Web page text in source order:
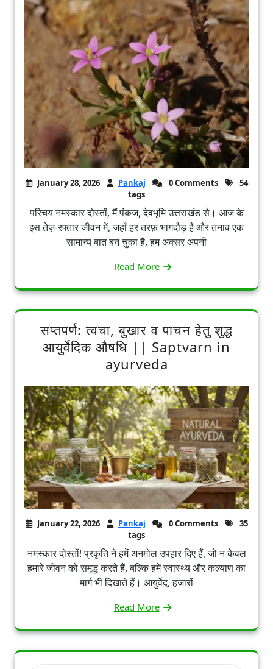
January 28, 2026 Pankaj 0 Comments
54
tags
परिचय नमस्कार दोस्तों, मैं पंकज, देवभूमि उत्तराखंड से। आज के
इस तेज़-रफ्तार जीवन में, जहाँ हर तरफ़ भागदौड़ है और तनाव एक
सामान्य बात बन चुका है, हम अक्सर अपनी
Read More
सप्तपर्ण: त्वचा, बुखार व पाचन हेतु शुद्ध
आयुर्वेदिक औषधि || Saptvarn in
ayurveda
January 22, 2026 Pankaj 0 Comments
35
tags
नमस्कार दोस्तों! प्रकृति ने हमें अनमोल उपहार दिए हैं, जो न केवल
हमारे जीवन को समृद्ध करते हैं, बल्कि हमें स्वास्थ्य और कल्याण का
मार्ग भी दिखाते हैं। आयुर्वेद, हजारों
Read More